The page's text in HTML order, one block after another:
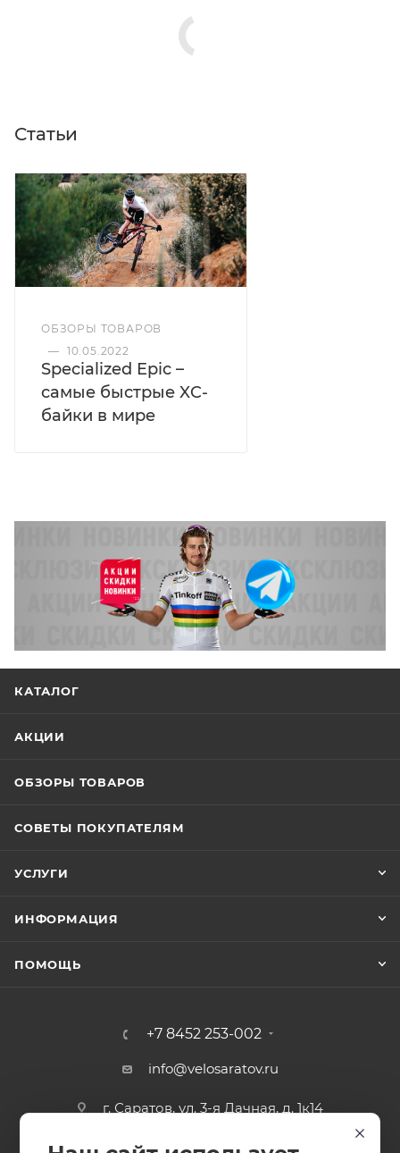
Статьи
ОБЗОРЫ ТОВАРОВ
— 10.05.2022
Specialized Epic –
самые быстрые XC-
байки в мире
КАТАЛОГ
АКЦИИ
ОБЗОРЫ ТОВАРОВ
СОВЕТЫ ПОКУПАТЕЛЯМ
УСЛУГИ
ИНФОРМАЦИЯ
ПОМОЩЬ
+7 8452 253-002
info@velosaratov.ru
г. Саратов, ул. 3-я Дачная, д. 1к14